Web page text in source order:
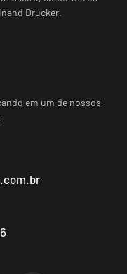
Drucker.
em um de nossos